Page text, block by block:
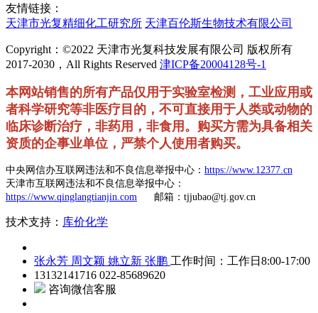
友情链接：
天津市光复精细化工研究所 天津百伦斯生物技术有限公司
Copyright：©2022 天津市光复科技发展有限公司 版权所有
2017-2030，All Rights Reserved 津ICP备20004128号-1
本网站销售的所有产品仅用于实验室检测，工业应用或
者科学研究等非医疗目的，不可直接用于人类或动物的
临床诊断治疗，非药用，非食用。购买方需为具备相关
资质的企事业单位，严禁个人使用者购买。
中央网信办互联网违法和不良信息举报中心： https://www.12377.cn
天津市互联网违法和不良信息举报中心：
https://www.qinglangtianjin.com 邮箱：tjjubao@tj.gov.cn
技术支持： 库价化学
张永芳 周文颖 姚立新 张鹏 工作时间：工作日8:00-17:00
13132141716 022-85689620
咨询微信客服